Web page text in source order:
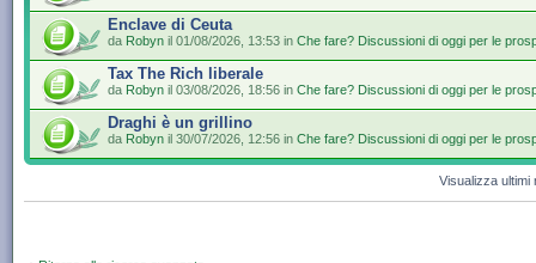
Enclave di Ceuta
da Robyn il 01/08/2026, 13:53 in Che fare? Discussioni di oggi per le
Tax The Rich liberale
da Robyn il 03/08/2026, 18:56 in Che fare? Discussioni di oggi per le
Draghi è un grillino
da Robyn il 30/07/2026, 12:56 in Che fare? Discussioni di oggi per le
Visualizza